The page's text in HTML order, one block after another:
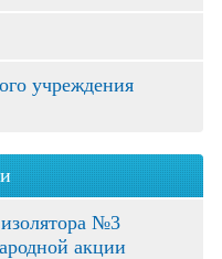
учреждения
№3
акции